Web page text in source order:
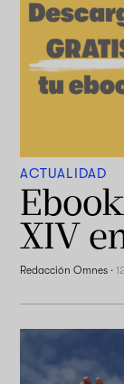
ACTUALIDAD
XIV
Redacción Omnes ·